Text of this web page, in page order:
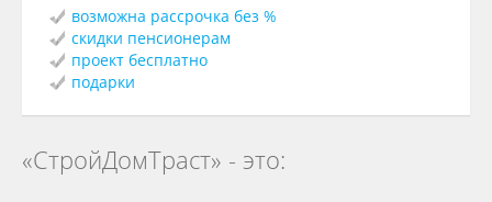
возможна рассрочка без %
скидки пенсионерам
проект бесплатно
подарки
«СтройДомТраст» - это: